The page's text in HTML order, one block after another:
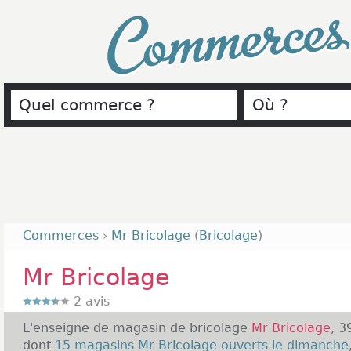
Commerces › Mr Bricolage (Bricolage)
Mr Bricolage
2 avis
L'enseigne de magasin de bricolage Mr Bricolage,
dont 15 magasins Mr Bricolage ouverts le dimanche